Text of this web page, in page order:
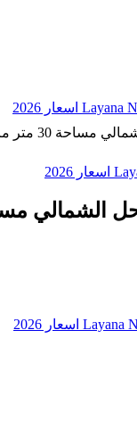
30 متر مربع
مساحة 30